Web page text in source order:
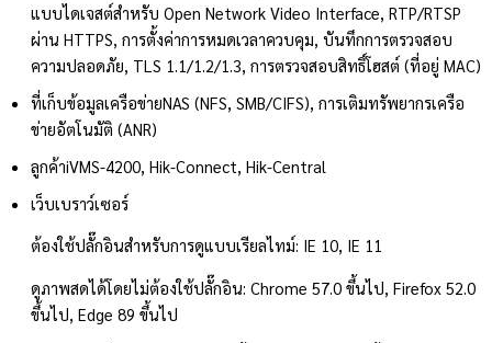
แบบไดเจสต์สำหรับ Open Network Video Interface, RTP/RTSP
ผ่าน HTTPS, การตั้งค่าการหมดเวลาควบคุม, บันทึกการตรวจสอบ
ความปลอดภัย, TLS 1.1/1.2/1.3, การตรวจสอบสิทธิ์โฮสต์ (ที่อยู่ MAC)
ที่เก็บข้อมูลเครือข่ายNAS (NFS, SMB/CIFS), การเติมทรัพยากรเครือ
ข่ายอัตโนมัติ (ANR)
ลูกค้าiVMS-4200, Hik-Connect, Hik-Central
เว็บเบราว์เซอร์
ต้องใช้ปลั๊กอินสำหรับการดูแบบเรียลไทม์: IE 10, IE 11
ดูภาพสดได้โดยไม่ต้องใช้ปลั๊กอิน: Chrome 57.0 ขึ้นไป, Firefox 52.0
ขึ้นไป, Edge 89 ขึ้นไป